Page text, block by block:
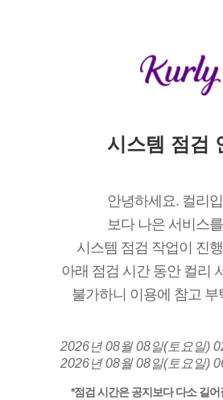
시스템 점검
안녕하세요. 컬리
보다 나은 서비스
시스템 점검 작업이 진
아래 점검 시간 동안 컬리
불가하니 이용에 참고 부
2026년 08월 08일(토요일)
2026년 08월 08일(토요일)
*점검 시간은 공지보다 다소 길